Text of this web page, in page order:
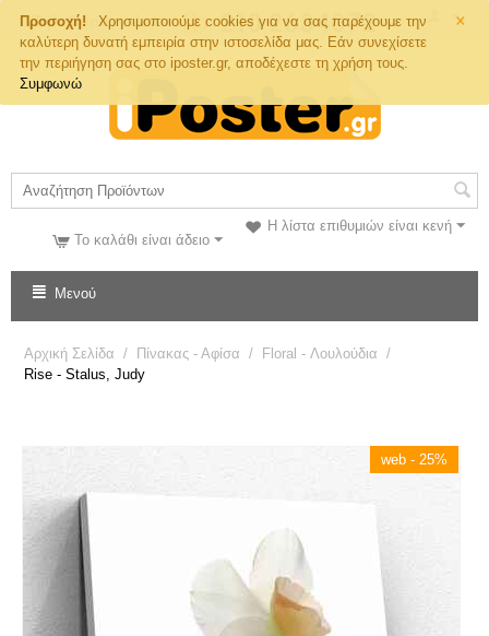
×
Προσοχή!
Χρησιμοποιούμε cookies για να σας παρέχουμε την
καλύτερη δυνατή εμπειρία στην ιστοσελίδα μας. Εάν συνεχίσετε
την περιήγηση σας στο iposter.gr, αποδέχεστε τη χρήση τους.
Συμφωνώ
Τηλ. Παραγγελιών
Η λίστα επιθυμιών είναι κενή
Το καλάθι είναι άδειο
Μενού
Αρχική Σελίδα / Πίνακας - Αφίσα / Floral - Λουλούδια /
Rise - Stalus, Judy
web - 25%